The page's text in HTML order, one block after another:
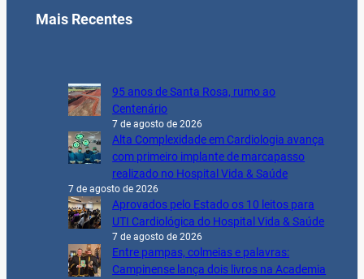
Mais Recentes
95 anos de Santa Rosa, rumo ao
Centenário
7 de agosto de 2026
Alta Complexidade em Cardiologia avança
com primeiro implante de marcapasso
realizado no Hospital Vida & Saúde
7 de agosto de 2026
Aprovados pelo Estado os 10 leitos para
UTI Cardiológica do Hospital Vida & Saúde
7 de agosto de 2026
Entre pampas, colmeias e palavras:
Campinense lança dois livros na Academia